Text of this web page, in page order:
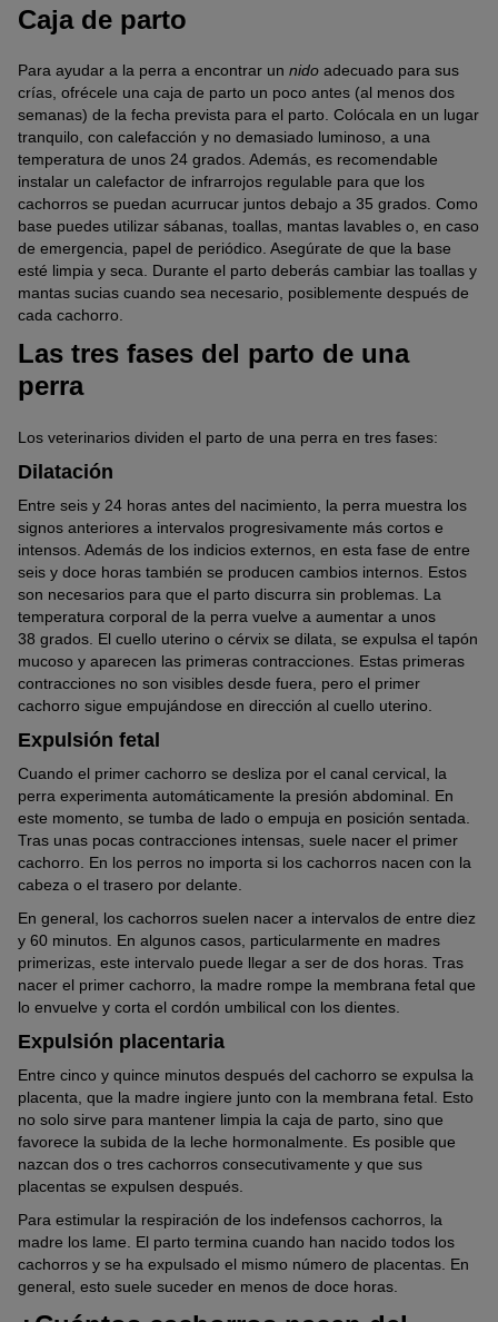
Caja de parto
Para ayudar a la perra a encontrar un nido adecuado para sus
crías, ofrécele una caja de parto un poco antes (al menos dos
semanas) de la fecha prevista para el parto. Colócala en un lugar
tranquilo, con calefacción y no demasiado luminoso, a una
temperatura de unos 24 grados. Además, es recomendable
instalar un calefactor de infrarrojos regulable para que los
cachorros se puedan acurrucar juntos debajo a 35 grados. Como
base puedes utilizar sábanas, toallas, mantas lavables o, en caso
de emergencia, papel de periódico. Asegúrate de que la base
esté limpia y seca. Durante el parto deberás cambiar las toallas y
mantas sucias cuando sea necesario, posiblemente después de
cada cachorro.
Las tres fases del parto de una
perra
Los veterinarios dividen el parto de una perra en tres fases:
Dilatación
Entre seis y 24 horas antes del nacimiento, la perra muestra los
signos anteriores a intervalos progresivamente más cortos e
intensos. Además de los indicios externos, en esta fase de entre
seis y doce horas también se producen cambios internos. Estos
son necesarios para que el parto discurra sin problemas. La
temperatura corporal de la perra vuelve a aumentar a unos
38 grados. El cuello uterino o cérvix se dilata, se expulsa el tapón
mucoso y aparecen las primeras contracciones. Estas primeras
contracciones no son visibles desde fuera, pero el primer
cachorro sigue empujándose en dirección al cuello uterino.
Expulsión fetal
Cuando el primer cachorro se desliza por el canal cervical, la
perra experimenta automáticamente la presión abdominal. En
este momento, se tumba de lado o empuja en posición sentada.
Tras unas pocas contracciones intensas, suele nacer el primer
cachorro. En los perros no importa si los cachorros nacen con la
cabeza o el trasero por delante.
En general, los cachorros suelen nacer a intervalos de entre diez
y 60 minutos. En algunos casos, particularmente en madres
primerizas, este intervalo puede llegar a ser de dos horas. Tras
nacer el primer cachorro, la madre rompe la membrana fetal que
lo envuelve y corta el cordón umbilical con los dientes.
Expulsión placentaria
Entre cinco y quince minutos después del cachorro se expulsa la
placenta, que la madre ingiere junto con la membrana fetal. Esto
no solo sirve para mantener limpia la caja de parto, sino que
favorece la subida de la leche hormonalmente. Es posible que
nazcan dos o tres cachorros consecutivamente y que sus
placentas se expulsen después.
Para estimular la respiración de los indefensos cachorros, la
madre los lame. El parto termina cuando han nacido todos los
cachorros y se ha expulsado el mismo número de placentas. En
general, esto suele suceder en menos de doce horas.